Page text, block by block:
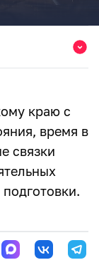
краю с
время в
связки